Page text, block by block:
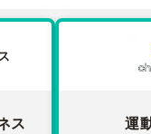
ス 運